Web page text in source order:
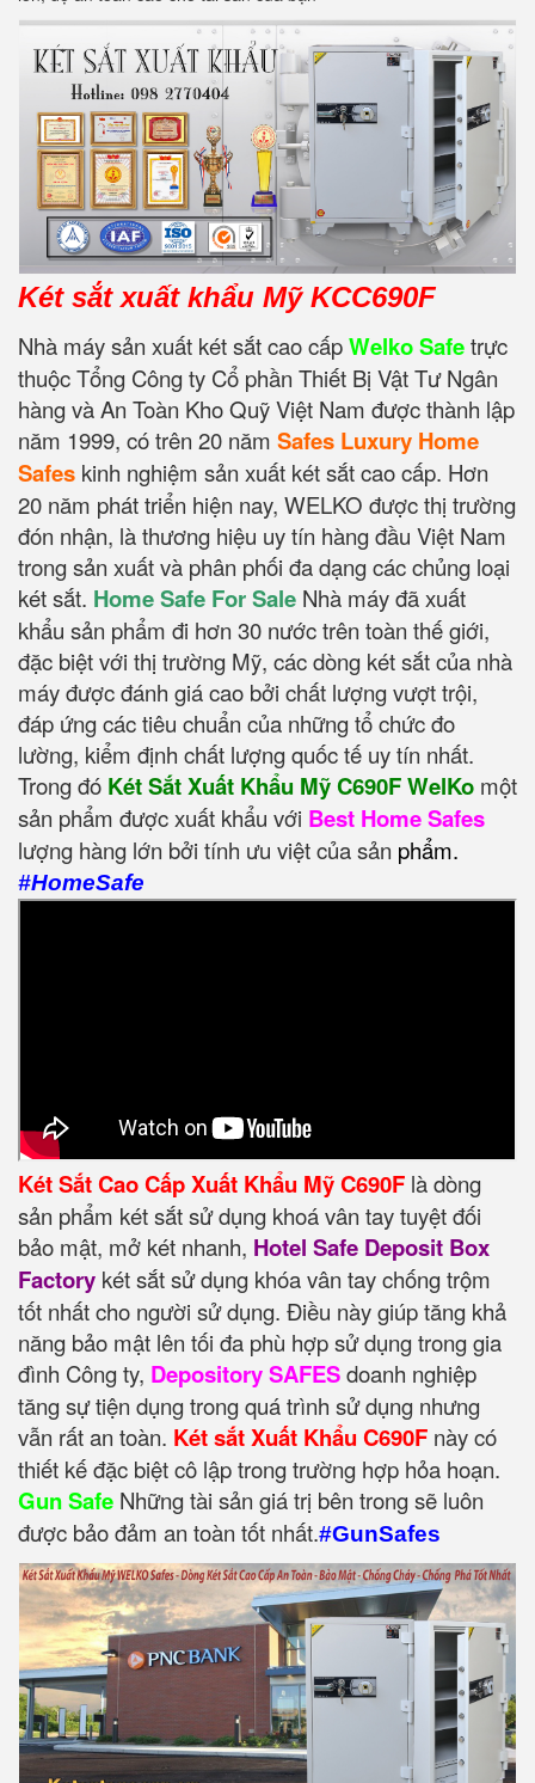
Két sắt xuất khẩu Mỹ KCC690F
Nhà máy sản xuất két sắt cao cấpWelko Safetrực
thuộc Tổng Công ty Cổ phần Thiết Bị Vật Tư Ngân
hàng và An Toàn Kho Quỹ Việt Nam được thành lập
năm 1999, có trên 20 năm Safes Luxury Home
Safes kinh nghiệm sản xuất két sắt cao cấp. Hơn
20 năm phát triển hiện nay, WELKO được thị trường
đón nhận, là thương hiệu uy tín hàng đầu Việt Nam
trong sản xuất và phân phối đa dạng các chủng loại
két sắt. Home Safe For Sale Nhà máy đã xuất
khẩu sản phẩm đi hơn 30 nước trên toàn thế giới,
đặc biệt với thị trường Mỹ, các dòng két sắt của nhà
máy được đánh giá cao bởi chất lượng vượt trội,
đáp ứng các tiêu chuẩn của những tổ chức đo
lường, kiểm định chất lượng quốc tế uy tín nhất.
Trong đó Két Sắt Xuất Khẩu Mỹ C690F WelKo một
sản phẩm được xuất khẩu với Best Home Safes
lượng hàng lớn bởi tính ưu việt của sản phẩm.
#HomeSafe
Két Sắt Cao Cấp Xuất Khẩu Mỹ C690F là dòng
sản phẩm két sắt sử dụng khoá vân tay tuyệt đối
bảo mật, mở két nhanh, Hotel Safe Deposit Box
Factory két sắt sử dụng khóa vân tay chống trộm
tốt nhất cho người sử dụng. Điều này giúp tăng khả
năng bảo mật lên tối đa phù hợp sử dụng trong gia
đình Công ty, Depository SAFESdoanh nghiệp
tăng sự tiện dụng trong quá trình sử dụng nhưng
vẫn rất an toàn. Két sắt Xuất Khẩu C690F này có
thiết kế đặc biệt cô lập trong trường hợp hỏa hoạn.
Gun Safe Những tài sản giá trị bên trong sẽ luôn
được bảo đảm an toàn tốt nhất.#GunSafes